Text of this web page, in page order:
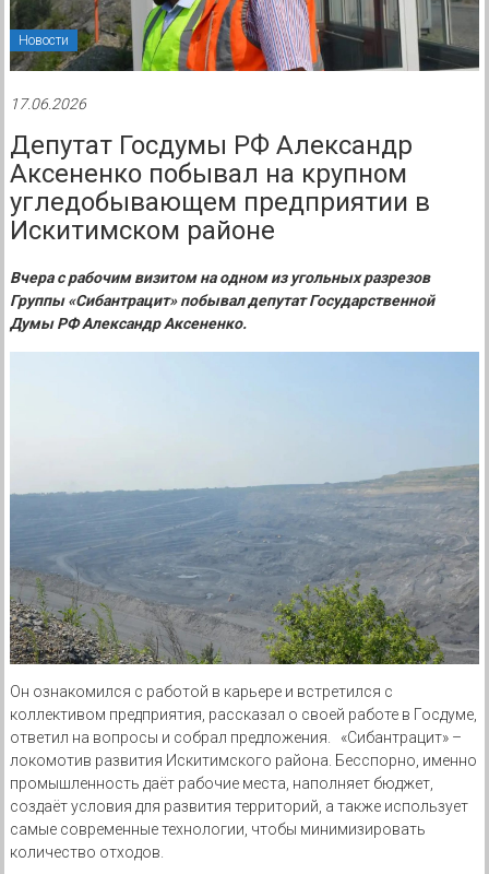
Новости
17.06.2026
Депутат Госдумы РФ Александр
Аксененко побывал на крупном
угледобывающем предприятии в
Искитимском районе
Вчера с рабочим визитом на одном из угольных разрезов
Группы «Сибантрацит» побывал депутат Государственной
Думы РФ Александр Аксененко.
Он ознакомился с работой в карьере и встретился с
коллективом предприятия, рассказал о своей работе в Госдуме,
ответил на вопросы и собрал предложения. «Сибантрацит» –
локомотив развития Искитимского района. Бесспорно, именно
промышленность даёт рабочие места, наполняет бюджет,
создаёт условия для развития территорий, а также использует
самые современные технологии, чтобы минимизировать
количество отходов.